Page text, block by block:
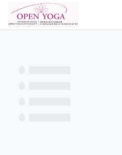
Перейти к основному содержанию